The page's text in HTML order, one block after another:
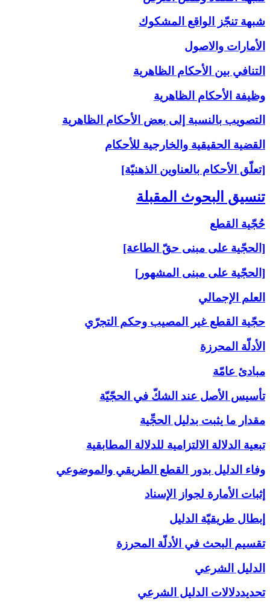
شبهة تنجّز الواقع المشكوك
الأمارات والاصول
التنافي بين الأحكام الظاهرية
وظيفة الأحكام الظاهرية
التصويب بالنسبة إلى‏ بعض الأحكام الظاهرية
القضية الحقيقية والخارجية للأحكام
[تعلّق الأحكام بالعناوين الذهنيّة]
تنسيق البحوث المقبلة
حُجّية القطع
[الحجّية على مبنى حقّ الطاعة]
[الحجّية على مبنى المشهور]
العلم الإجمالي
حجّية القطع غير المصيب وحكم التجرّي
الأدلّة المحرزة
مبادئ عامّة
تأسيس الأصل عند الشكّ في الحجّيّة
مقدار ما يثبت بدليل الحجِّية
تبعية الدلالة الالتزامية للدلالة المطابقية
وفاء الدليل بدور القطع الطريقي والموضوعي
إثبات الأمارة لجواز الإسناد
إبطال طريقيّة الدليل
تقسيم البحث في الأدلّة المحرزة
الدليل الشرعي‏
تحديددلالات الدليل الشرعي‏